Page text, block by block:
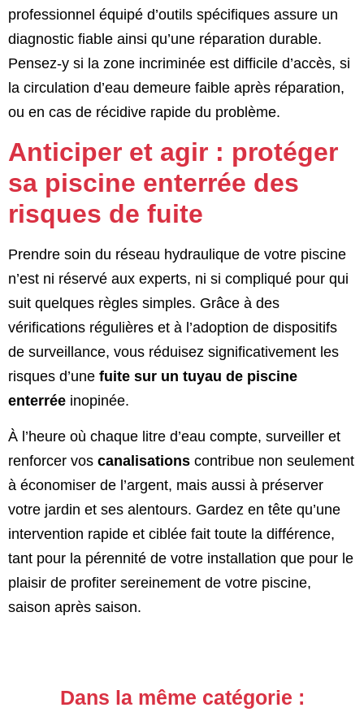
professionnel équipé d’outils spécifiques assure un
diagnostic fiable ainsi qu’une réparation durable.
Pensez-y si la zone incriminée est difficile d’accès, si
la circulation d’eau demeure faible après réparation,
ou en cas de récidive rapide du problème.
Anticiper et agir : protéger
sa piscine enterrée des
risques de fuite
Prendre soin du réseau hydraulique de votre piscine
n’est ni réservé aux experts, ni si compliqué pour qui
suit quelques règles simples. Grâce à des
vérifications régulières et à l’adoption de dispositifs
de surveillance, vous réduisez significativement les
risques d’une fuite sur un tuyau de piscine
enterrée inopinée.
À l’heure où chaque litre d’eau compte, surveiller et
renforcer vos canalisations contribue non seulement
à économiser de l’argent, mais aussi à préserver
votre jardin et ses alentours. Gardez en tête qu’une
intervention rapide et ciblée fait toute la différence,
tant pour la pérennité de votre installation que pour le
plaisir de profiter sereinement de votre piscine,
saison après saison.
Dans la même catégorie :